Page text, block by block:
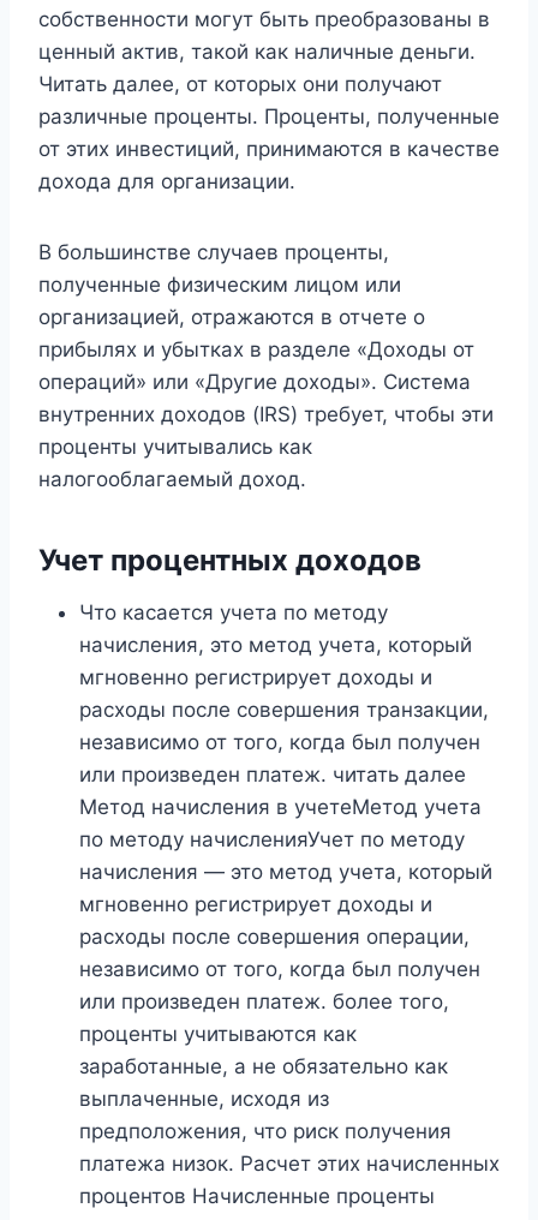
собственности могут быть преобразованы в
ценный актив, такой как наличные деньги.
Читать далее, от которых они получают
различные проценты. Проценты, полученные
от этих инвестиций, принимаются в качестве
дохода для организации.
В большинстве случаев проценты,
полученные физическим лицом или
организацией, отражаются в отчете о
прибылях и убытках в разделе «Доходы от
операций» или «Другие доходы». Система
внутренних доходов (IRS) требует, чтобы эти
проценты учитывались как
налогооблагаемый доход.
Учет процентных доходов
Что касается учета по методу
начисления, это метод учета, который
мгновенно регистрирует доходы и
расходы после совершения транзакции,
независимо от того, когда был получен
или произведен платеж. читать далее
Метод начисления в учетеМетод учета
по методу начисленияУчет по методу
начисления — это метод учета, который
мгновенно регистрирует доходы и
расходы после совершения операции,
независимо от того, когда был получен
или произведен платеж. более того,
проценты учитываются как
заработанные, а не обязательно как
выплаченные, исходя из
предположения, что риск получения
платежа низок. Расчет этих начисленных
процентов Начисленные проценты